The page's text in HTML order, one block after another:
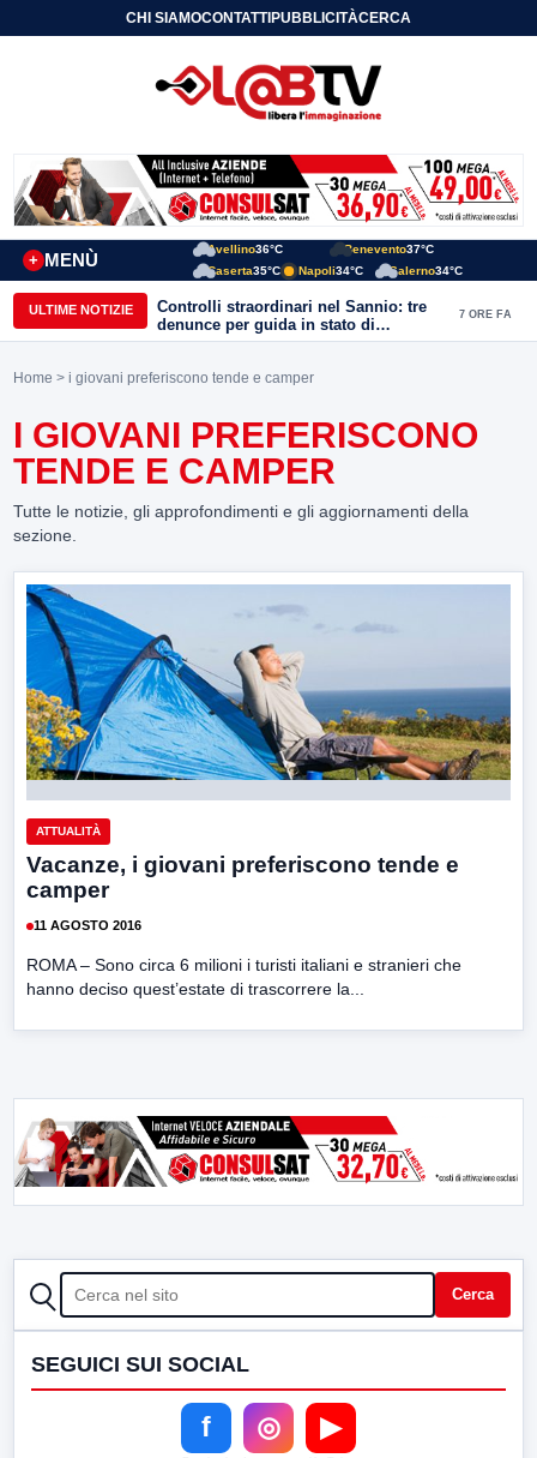
CHI SIAMOCONTATTIPUBBLICITÀCERCA
MENÙ
+
Avellino36°C Benevento37°C
Caserta35°C Napoli34°C Salerno34°C
ULTIME NOTIZIE
Controlli straordinari nel Sannio: tre
denunce per guida in stato di
ebbrezza, un arresto e 1.500 kg di
7 ORE FA
Home > i giovani preferiscono tende e camper
I GIOVANI PREFERISCONO
TENDE E CAMPER
Tutte le notizie, gli approfondimenti e gli aggiornamenti della
sezione.
ATTUALITÀ
Vacanze, i giovani preferiscono tende e
camper
11 AGOSTO 2016
ROMA – Sono circa 6 milioni i turisti italiani e stranieri che
hanno deciso quest’estate di trascorrere la...
CERCA Cerca
SEGUICI SUI SOCIAL
f ◎ ▶